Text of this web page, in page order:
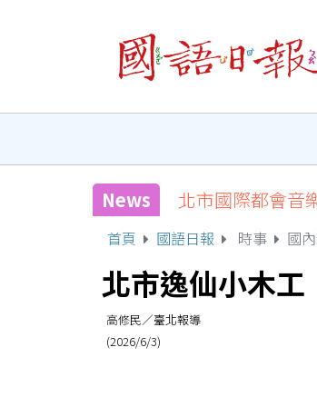
News 北市國際都會
首頁 國語日報 時事 國
北市逸仙小木
高修民／臺北報導
(2026/6/3)